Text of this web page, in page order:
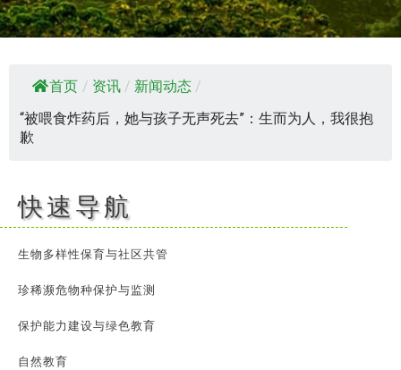
首页 / 资讯 / 新闻动态 /
“被喂食炸药后，她与孩子无声死去”：生而为人，我很抱
歉
快速导航
生物多样性保育与社区共管
珍稀濒危物种保护与监测
保护能力建设与绿色教育
自然教育